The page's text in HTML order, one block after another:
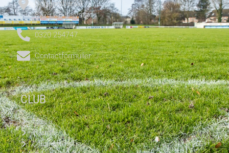
Doggersbank3
8226 CE Lelystad
0320 254747
Contactformulier
CLUB
Media
Teams
Clubinformatie